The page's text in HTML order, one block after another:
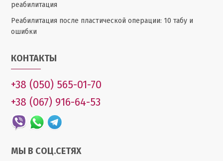
реабилитация
Реабилитация после пластической операции: 10 табу и
ошибки
КОНТАКТЫ
+38 (050) 565-01-70
+38 (067) 916-64-53
МЫ В СОЦ.СЕТЯХ